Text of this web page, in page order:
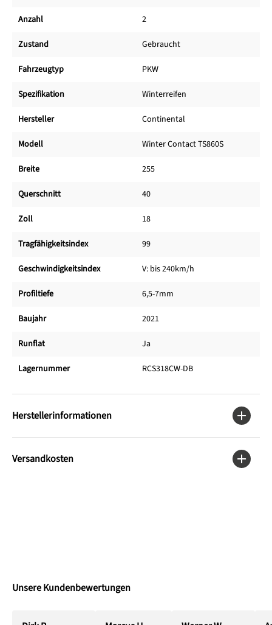
Anzahl 2
Zustand Gebraucht
Fahrzeugtyp PKW
Spezifikation Winterreifen
Hersteller Continental
Modell Winter Contact TS860S
Breite 255
Querschnitt 40
Zoll 18
Tragfähigkeitsindex 99
Geschwindigkeitsindex V: bis 240km/h
Profiltiefe 6,5-7mm
Baujahr 2021
Runflat Ja
Lagernummer RCS318CW-DB
Herstellerinformationen
Versandkosten
Unsere Kundenbewertungen